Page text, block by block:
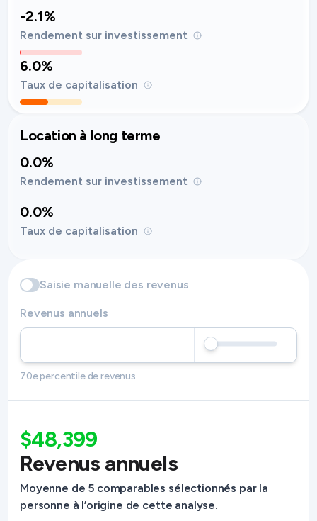
-2.1%
Rendement sur investissement
6.0%
Taux de capitalisation
Location à long terme
0.0%
Rendement sur investissement
0.0%
Taux de capitalisation
Saisie manuelle des revenus
Revenus annuels
70e percentile de revenus
$48,399
Revenus annuels
Moyenne de 5 comparables sélectionnés par la
personne à l’origine de cette analyse.